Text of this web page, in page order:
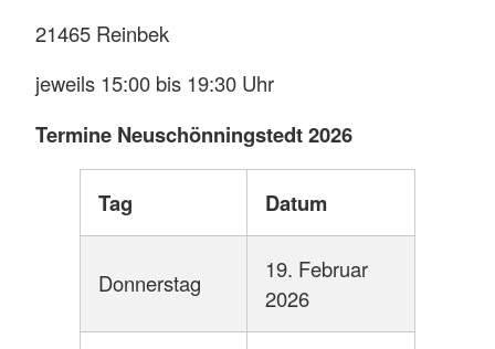
21465 Reinbek
jeweils 15:00 bis 19:30 Uhr
Termine Neuschönningstedt 2026
Tag Datum
Donnerstag
19. Februar
2026